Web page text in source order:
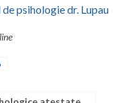
psihologie dr. Lupau